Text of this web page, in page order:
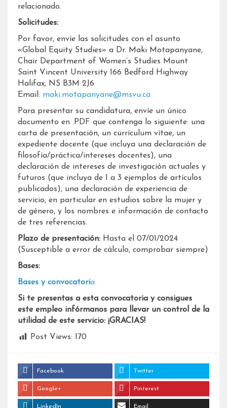
relacionado.
Solicitudes:
Por favor, envíe las solicitudes con el asunto
«Global Equity Studies» a Dr. Maki Motapanyane,
Chair Department of Women’s Studies Mount
Saint Vincent University 166 Bedford Highway
Halifax, NS B3M 2J6
Email: maki.motapanyane@msvu.ca
Para presentar su candidatura, envíe un único
documento en .PDF que contenga lo siguiente: una
carta de presentación, un currículum vítae, un
expediente docente (que incluya una declaración de
filosofía/práctica/intereses docentes), una
declaración de intereses de investigación actuales y
futuros (que incluya de 1 a 3 ejemplos de artículos
publicados), una declaración de experiencia de
servicio, en particular en estudios sobre la mujer y
de género, y los nombres e información de contacto
de tres referencias.
Plazo de presentación: Hasta el 07/01/2024
(Susceptible a error de cálculo, comprobar siempre)
Bases:
Bases y convocatoria
Si te presentas a esta convocatoria y consigues
este empleo infórmanos para llevar un control de la
utilidad de este servicio: ¡GRACIAS!
Post Views: 170
Facebook Twitter
Google+ Pinterest
LinkedIn Email